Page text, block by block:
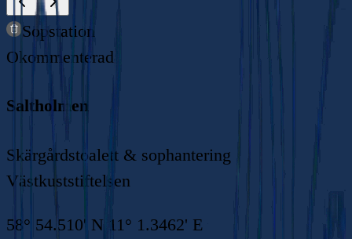
Sopstation
Okommenterad
Saltholmen
Skärgårdstoalett & sophantering
Västkuststiftelsen
58° 54.510' N 11° 1.3462' E